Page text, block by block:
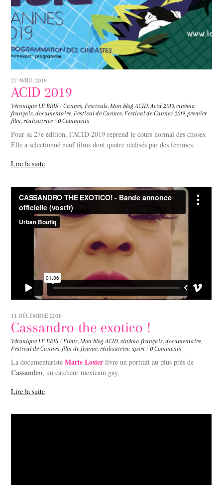
27 AVRIL 2019
ACID 2019
Véronique LE BRIS / Cannes,Festivals,Mon blog ACID,Acid 2019,cinéma
français,documentaire,Festival de Cannes,Festival de Cannes 2019,premier
film,réalisatrice / 0 Comments
Pour sa 27e édition, l’ACID 2019 reprend le cours normal des choses.
Elle a sélectionné neuf films dont quatre réalisés par des femmes.
Lire la suite
11 DÉCEMBRE 2018
Cassandro the exotico !
Véronique LE BRIS / Films,Mon blog ACID,cinéma français,documentaire,
Festival de Cannes, film de femme,réalisatrice,sport / 0 Comments
La documentaristeMarie Losier livre un portrait au plus près de
Cassandro, un catcheur mexicain gay.
Lire la suite